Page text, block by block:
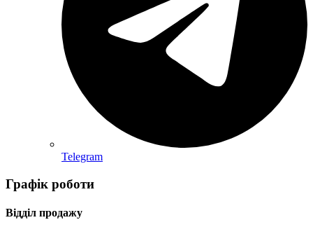
Telegram
Графік роботи
Відділ продажу